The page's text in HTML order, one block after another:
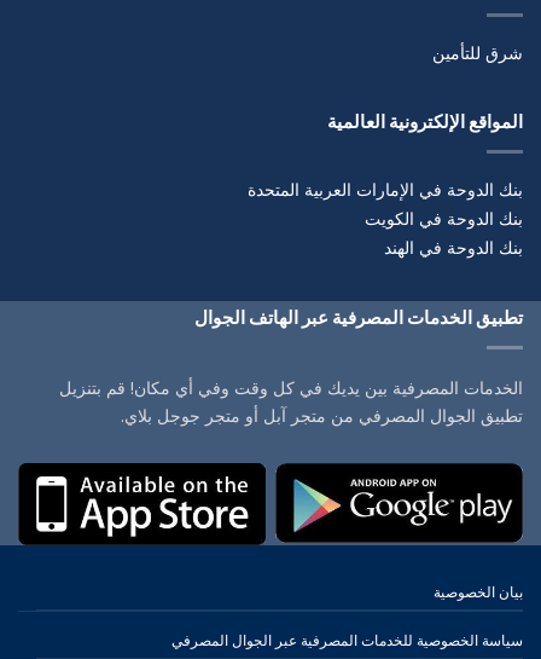
شرق للتأمين
المواقع الإلكترونية العالمية
بنك الدوحة في الإمارات العربية المتحدة
بنك الدوحة في الكويت
بنك الدوحة في الهند
تطبيق الخدمات المصرفية عبر الهاتف الجوال
الخدمات المصرفية بين يديك في كل وقت وفي أي مكان! قم بتنزيل
تطبيق الجوال المصرفي من متجر آبل أو متجر جوجل بلاي.
بيان الخصوصية
سياسة الخصوصية للخدمات المصرفية عبر الجوال المصرفي